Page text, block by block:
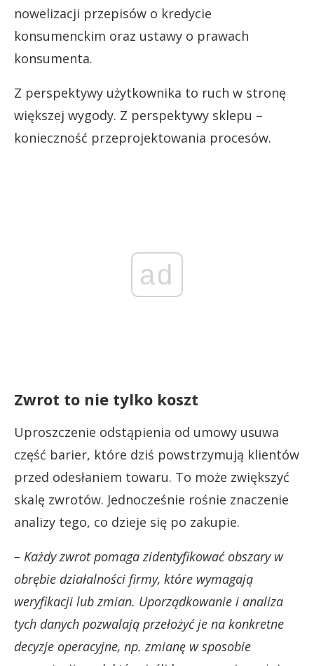
nowelizacji przepisów o kredycie
konsumenckim oraz ustawy o prawach
konsumenta.
Z perspektywy użytkownika to ruch w stronę
większej wygody. Z perspektywy sklepu –
konieczność przeprojektowania procesów.
ad
Zwrot to nie tylko koszt
Uproszczenie odstąpienia od umowy usuwa
część barier, które dziś powstrzymują klientów
przed odesłaniem towaru. To może zwiększyć
skalę zwrotów. Jednocześnie rośnie znaczenie
analizy tego, co dzieje się po zakupie.
– Każdy zwrot pomaga zidentyfikować obszary w
obrębie działalności firmy, które wymagają
weryfikacji lub zmian. Uporządkowanie i analiza
tych danych pozwalają przełożyć je na konkretne
decyzje operacyjne, np. zmianę w sposobie